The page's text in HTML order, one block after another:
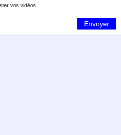
vos vidéos.
Envoyer